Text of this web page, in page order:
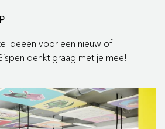
ideeën voor een nieuw of
denkt graag met je mee!